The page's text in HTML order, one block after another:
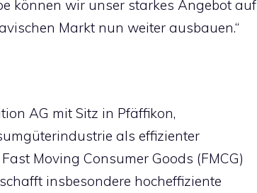
können wir unser starkes Angebot auf
Markt nun weiter ausbauen.“
AG mit Sitz in Pfäffikon,
als effizienter
Moving Consumer Goods (FMCG)
insbesondere hocheffiziente